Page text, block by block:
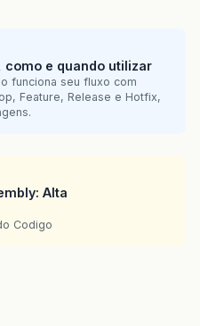
como e quando utilizar
funciona seu fluxo com
Feature, Release e Hotfix,
Alta
Codigo